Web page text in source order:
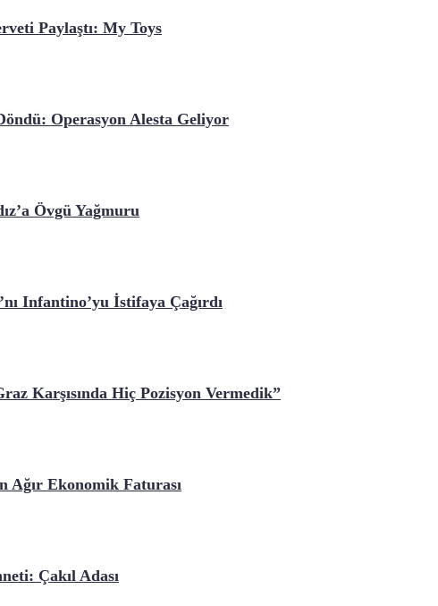
Paylaştı: My Toys
Operasyon Alesta Geliyor
Övgü Yağmuru
Infantino’yu İstifaya Çağırdı
Karşısında Hiç Pozisyon Vermedik”
Ağır Ekonomik Faturası
Çakıl Adası